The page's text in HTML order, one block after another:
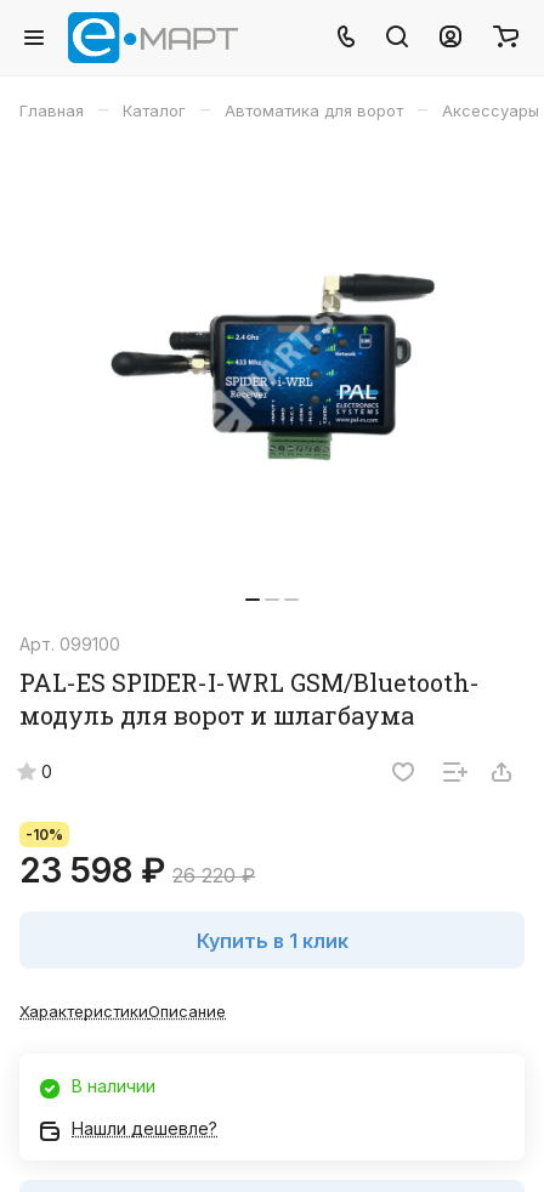
Главная – Каталог – Автоматика для ворот –
Арт. 099100
PAL-ES SPIDER-I-WRL GSM/Bluetooth-
модуль для ворот и шлагбаума
0
-10%
23 598 ₽ 26 220 ₽
Купить в 1 клик
ХарактеристикиОписание
В наличии
Нашли дешевле?